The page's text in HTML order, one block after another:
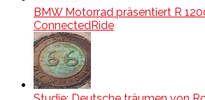
BMW Motorrad präsentiert R
ConnectedRide